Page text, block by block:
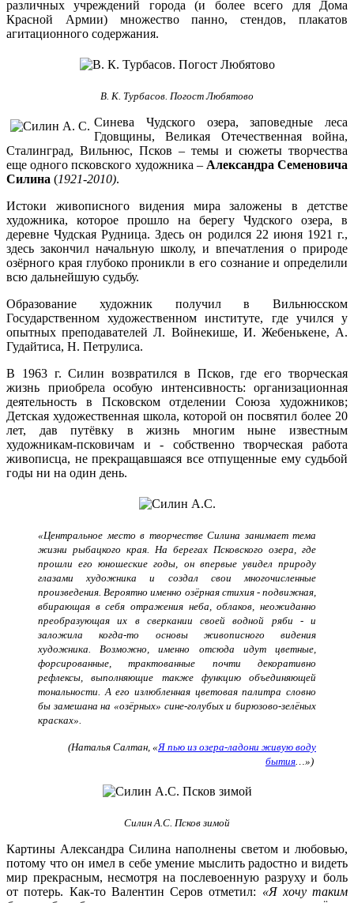
различных учреждений города (и более всего для Дома
Красной Армии) множество панно, стендов, плакатов
агитационного содержания.
В. К. Турбасов. Погост Любятово
Синева Чудского озера, заповедные леса
Гдовщины, Великая Отечественная война,
Сталинград, Вильнюс, Псков – темы и сюжеты творчества
еще одного псковского художника – Александра Семеновича
Силина (1921-2010).
Истоки живописного видения мира заложены в детстве
художника, которое прошло на берегу Чудского озера, в
деревне Чудская Рудница. Здесь он родился 22 июня 1921 г.,
здесь закончил начальную школу, и впечатления о природе
озёрного края глубоко проникли в его сознание и определили
всю дальнейшую судьбу.
Образование художник получил в Вильнюсском
Государственном художественном институте, где учился у
опытных преподавателей Л. Войнекише, И. Жебенькене, А.
Гудайтиса, Н. Петрулиса.
В 1963 г. Силин возвратился в Псков, где его творческая
жизнь приобрела особую интенсивность: организационная
деятельность в Псковском отделении Союза художников;
Детская художественная школа, которой он посвятил более 20
лет, дав путёвку в жизнь многим ныне известным
художникам-псковичам и - собственно творческая работа
живописца, не прекращавшаяся все отпущенные ему судьбой
годы ни на один день.
«Центральное место в творчестве Силина занимает тема
жизни рыбацкого края. На берегах Псковского озера, где
прошли его юношеские годы, он впервые увидел природу
глазами художника и создал свои многочисленные
произведения. Вероятно именно озёрная стихия - подвижная,
вбирающая в себя отражения неба, облаков, неожиданно
преобразующая их в сверкании своей водной ряби - и
заложила когда-то основы живописного видения
художника. Возможно, именно отсюда идут цветные,
форсированные, трактованные почти декоративно
рефлексы, выполняющие также функцию объединяющей
тональности. А его излюбленная цветовая палитра словно
бы замешана на «озёрных» сине-голубых и бирюзово-зелёных
красках».
(Наталья Салтан, «Я пью из озера-ладони живую воду
бытия…»)
Силин А.С. Псков зимой
Картины Александра Силина наполнены светом и любовью,
потому что он имел в себе умение мыслить радостно и видеть
мир прекрасным, несмотря на послевоенную разруху и боль
от потерь. Как-то Валентин Серов отметил: «Я хочу таким